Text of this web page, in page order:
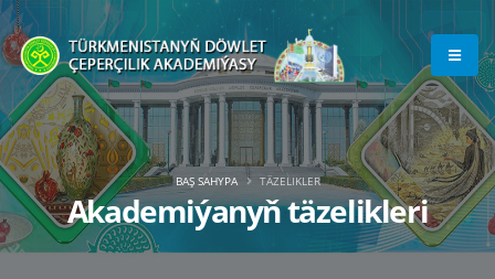
Akademiýanyň täzelikleri
BAŞ SAHYPA TÄZELIKLER